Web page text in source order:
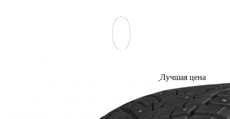
Лучшая цена